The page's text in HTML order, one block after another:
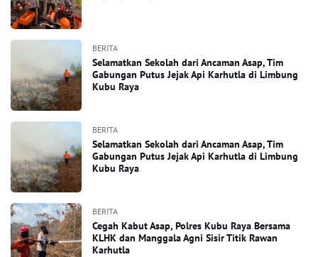
BERITA
Selamatkan Sekolah dari Ancaman Asap, Tim
Gabungan Putus Jejak Api Karhutla di Limbung
Kubu Raya
BERITA
Selamatkan Sekolah dari Ancaman Asap, Tim
Gabungan Putus Jejak Api Karhutla di Limbung
Kubu Raya
BERITA
Cegah Kabut Asap, Polres Kubu Raya Bersama
KLHK dan Manggala Agni Sisir Titik Rawan
Karhutla